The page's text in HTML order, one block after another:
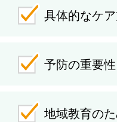
具体的なケ
予防の重要
地域教育の